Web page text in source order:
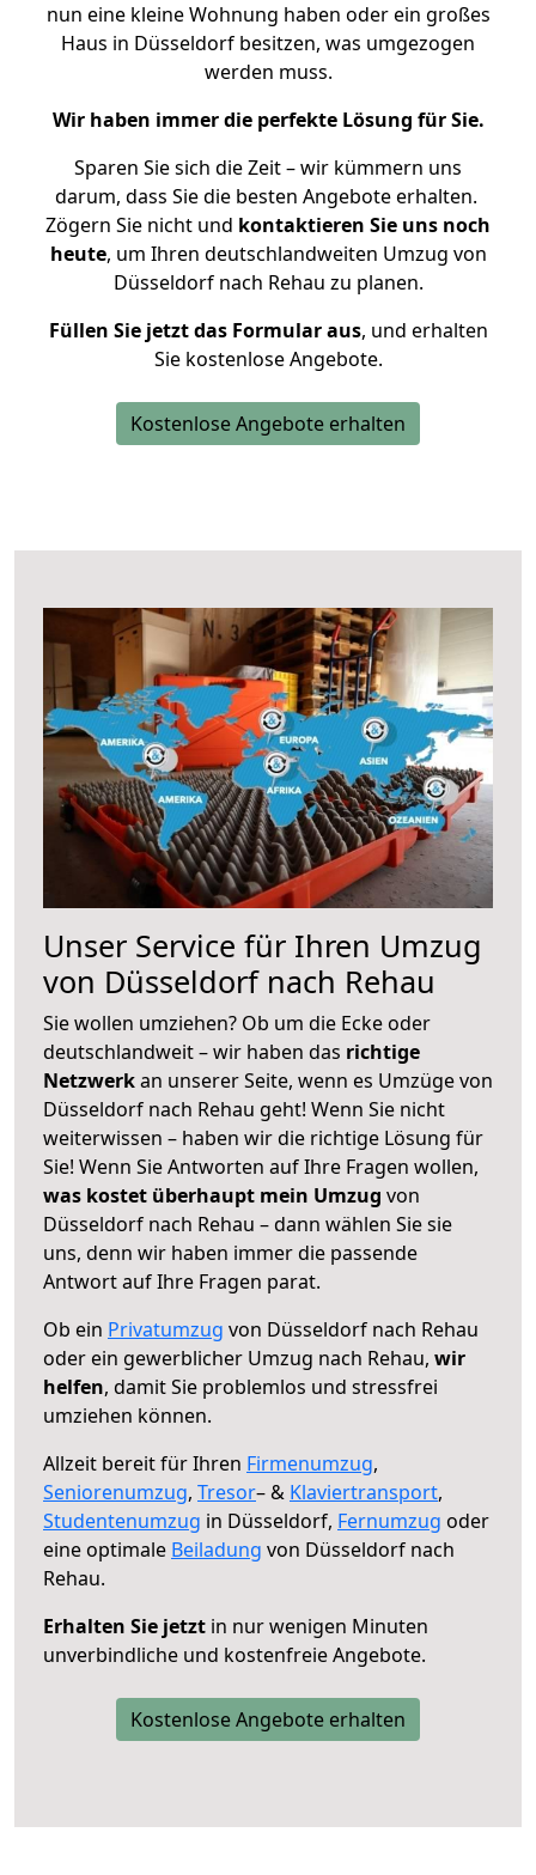
nun eine kleine Wohnung haben oder ein großes
Haus in Düsseldorf besitzen, was umgezogen
werden muss.
Wir haben immer die perfekte Lösung für Sie.
Sparen Sie sich die Zeit – wir kümmern uns
darum, dass Sie die besten Angebote erhalten.
Zögern Sie nicht und kontaktieren Sie uns noch
heute, um Ihren deutschlandweiten Umzug von
Düsseldorf nach Rehau zu planen.
Füllen Sie jetzt das Formular aus, und erhalten
Sie kostenlose Angebote.
Kostenlose Angebote erhalten
Unser Service für Ihren Umzug
von Düsseldorf nach Rehau
Sie wollen umziehen? Ob um die Ecke oder
deutschlandweit – wir haben das richtige
Netzwerkan unserer Seite, wenn es Umzüge von
Düsseldorf nach Rehau geht! Wenn Sie nicht
weiterwissen – haben wir die richtige Lösung für
Sie! Wenn Sie Antworten auf Ihre Fragen wollen,
was kostet überhaupt mein Umzug von
Düsseldorf nach Rehau – dann wählen Sie sie
uns, denn wir haben immer die passende
Antwort auf Ihre Fragen parat.
Ob ein Privatumzug von Düsseldorf nach Rehau
oder ein gewerblicher Umzug nach Rehau, wir
helfen, damit Sie problemlos und stressfrei
umziehen können.
Allzeit bereit für Ihren Firmenumzug,
Seniorenumzug, Tresor– & Klaviertransport,
Studentenumzug in Düsseldorf, Fernumzug oder
eine optimale Beiladung von Düsseldorf nach
Rehau.
Erhalten Sie jetzt in nur wenigen Minuten
unverbindliche und kostenfreie Angebote.
Kostenlose Angebote erhalten